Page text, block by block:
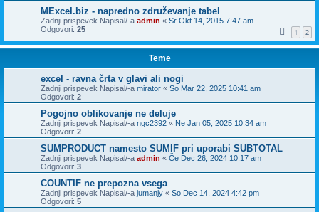
MExcel.biz - napredno združevanje tabel
Zadnji prispevek Napisal/-a admin « Sr Okt 14, 2015 7:47 am
Odgovori: 25 1 2
Teme
excel - ravna črta v glavi ali nogi
Zadnji prispevek Napisal/-a mirator « So Mar 22, 2025 10:41 am
Odgovori: 2
Pogojno oblikovanje ne deluje
Zadnji prispevek Napisal/-a ngc2392 « Ne Jan 05, 2025 10:34 am
Odgovori: 2
SUMPRODUCT namesto SUMIF pri uporabi SUBTOTAL
Zadnji prispevek Napisal/-a admin « Če Dec 26, 2024 10:17 am
Odgovori: 3
COUNTIF ne prepozna vsega
Zadnji prispevek Napisal/-a jumanjy « So Dec 14, 2024 4:42 pm
Odgovori: 5